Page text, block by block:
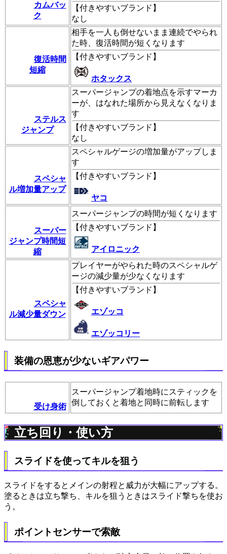
カムバッ
ク
【付きやすいブランド 】
なし
復活時間
短縮
相手を一人も倒せないまま連続でやられ
た時、復活時間が短くなります
【付きやすいブランド 】
ホタックス
ステルス
ジャンプ
スーパージャンプの着地点を示すマーカ
ーが、はなれた場所から見えなくなりま
す
【付きやすいブランド 】
なし
スペシャ
ル増加量アップ
スペシャルゲージの増加量がアップしま
す
【付きやすいブランド 】
ヤコ
スーパー
ジャンプ時間短
縮
スーパージャンプの時間が短くなります
【付きやすいブランド 】
アイロニック
スペシャ
ル減少量ダウン
プレイヤーがやられた時のスペシャルゲ
ージの減少量が少なくなります
【付きやすいブランド 】
エゾッコ
エゾッコリー
装備の恩恵が少ないギアパワー
受け身術
スーパージャンプ着地時にスティックを
倒しておくと着地と同時に前転します
立ち回り・使い方
スライドを使ってキルを狙う
スライドをするとメインの射程と威力が大幅にアップする。
塗るときは立ち撃ち、キルを狙うときはスライド撃ちを使お
う。
ポイントセンサーで索敵